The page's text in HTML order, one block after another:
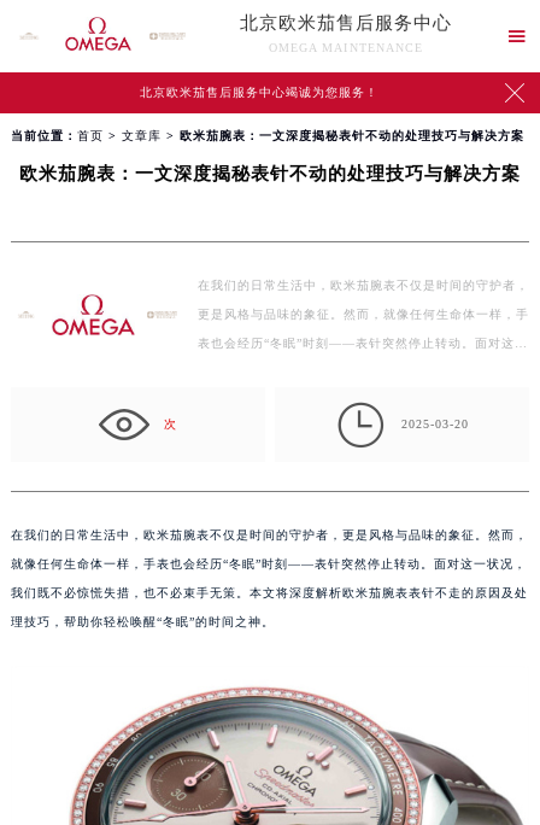
北京欧米茄售后服务中心
OMEGA MAINTENANCE

北京欧米茄售后服务中心竭诚为您服务！ 
当前位置： 首页 > 文章库 > 欧米茄腕表：一文深度揭秘表针不动的处理技巧与解决方案
欧米茄腕表：一文深度揭秘表针不动的处理技巧与解决方案
在我们的日常生活中，欧米茄腕表不仅是时间的守护者，
更是风格与品味的象征。然而，就像任何生命体一样，手
表也会经历“冬眠”时刻——表针突然停止转动。面对这…
次  2025-03-20
在我们的日常生活中，欧米茄腕表不仅是时间的守护者，更是风格与品味的象征。然而，
就像任何生命体一样，手表也会经历“冬眠”时刻——表针突然停止转动。面对这一状况，
我们既不必惊慌失措，也不必束手无策。本文将深度解析欧米茄腕表表针不走的原因及处
理技巧，帮助你轻松唤醒“冬眠”的时间之神。